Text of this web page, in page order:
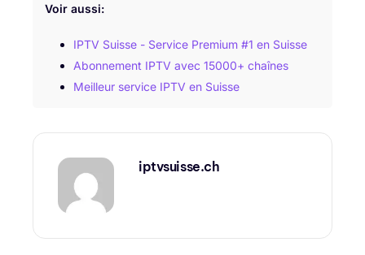
Voir aussi:
IPTV Suisse - Service Premium #1 en Suisse
Abonnement IPTV avec 15000+ chaînes
Meilleur service IPTV en Suisse
iptvsuisse.ch